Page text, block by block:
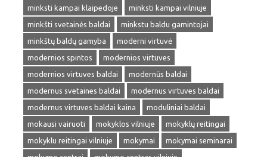
minksti kampai klaipedoje
minksti kampai vilniuje
minkšti svetainės baldai
minkstu baldu gamintojai
minkštų baldų gamyba
moderni virtuvė
modernios spintos
modernios virtuves
modernios virtuves baldai
modernūs baldai
modernus svetaines baldai
modernus virtuves baldai
modernus virtuves baldai kaina
moduliniai baldai
mokausi vairuoti
mokyklos vilniuje
mokyklų reitingai
mokyklu reitingai vilniuje
mokymai
mokymai seminarai